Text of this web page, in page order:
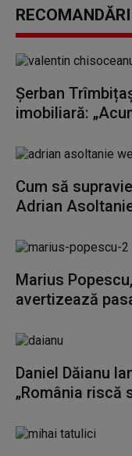
Șerban
imobiliară:
Cum să
Adrian
Marius
avertizează
Daniel Dăianu
„România riscă